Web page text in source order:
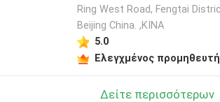
Ring West Road, Fengtai
Beijing China. ,ΚΙΝΑ
5.0
Ελεγχμένος
Δείτε περισσότερων